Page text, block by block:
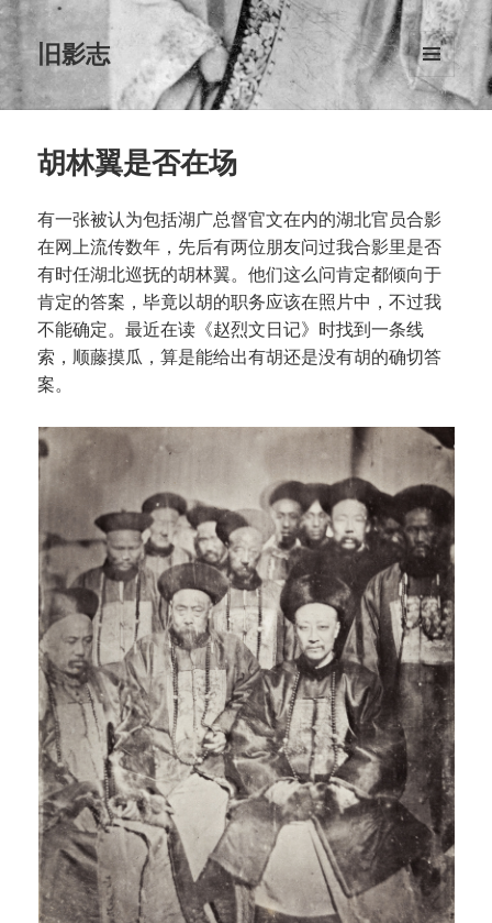
旧影志
菜单和
挂件
胡林翼是否在场
有一张被认为包括湖广总督官文在内的湖北官员合影
在网上流传数年，先后有两位朋友问过我合影里是否
有时任湖北巡抚的胡林翼。他们这么问肯定都倾向于
肯定的答案，毕竟以胡的职务应该在照片中，不过我
不能确定。最近在读《赵烈文日记》时找到一条线
索，顺藤摸瓜，算是能给出有胡还是没有胡的确切答
案。